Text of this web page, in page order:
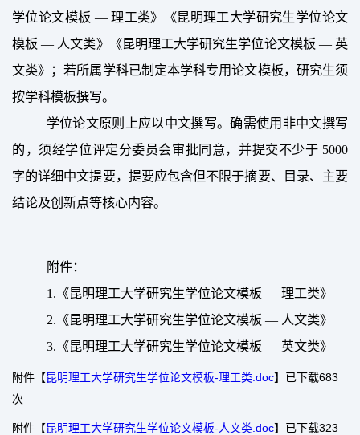
学位论文模板 — 理工类》《昆明理工大学研究生学位论文
模板 — 人文类》《昆明理工大学研究生学位论文模板 — 英
文类》；若所属学科已制定本学科专用论文模板，研究生须
按学科模板撰写。
学位论文原则上应以中文撰写。确需使用非中文撰写
的，须经学位评定分委员会审批同意，并提交不少于 5000
字的详细中文提要，提要应包含但不限于摘要、目录、主要
结论及创新点等核心内容。
附件：
1.《昆明理工大学研究生学位论文模板 — 理工类》
2.《昆明理工大学研究生学位论文模板 — 人文类》
3.《昆明理工大学研究生学位论文模板 — 英文类》
附件【昆明理工大学研究生学位论文模板-理工类.doc】已下载683
次
附件【昆明理工大学研究生学位论文模板-人文类.doc】已下载323